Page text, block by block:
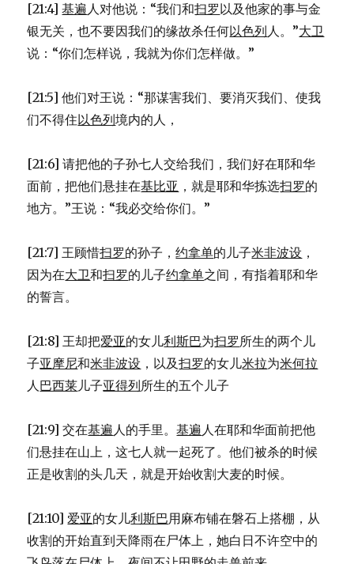
[21:4]基遍人对他说：“我们和扫罗以及他家的事与金
银无关，也不要因我们的缘故杀任何以色列人。”大卫
说：“你们怎样说，我就为你们怎样做。”
[21:5] 他们对王说：“那谋害我们、要消灭我们、使我
们不得住以色列境内的人，
[21:6] 请把他的子孙七人交给我们，我们好在耶和华
面前，把他们悬挂在基比亚 ，就是耶和华拣选扫罗的
地方。”王说：“我必交给你们。”
[21:7] 王顾惜扫罗的孙子，约拿单的儿子米非波设 ，
因为在大卫和扫罗的儿子约拿单之间，有指着耶和华
的誓言。
[21:8] 王却把爱亚的女儿利斯巴为扫罗所生的两个儿
子亚摩尼和米非波设 ，以及扫罗的女儿米拉为米何拉
人巴西莱儿子亚得列所生的五个儿子
[21:9] 交在基遍人的手里。基遍人在耶和华面前把他
们悬挂在山上，这七人就一起死了。他们被杀的时候
正是收割的头几天，就是开始收割大麦的时候。
[21:10]爱亚的女儿利斯巴用麻布铺在磐石上搭棚，从
收割的开始直到天降雨在尸体上，她白日不许空中的